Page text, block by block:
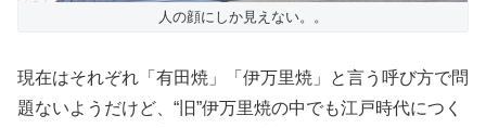
人の顔にしか見えない。。
現在はそれぞれ「有田焼」「伊万里焼」と言う呼び方で問
題ないようだけど、“旧”伊万里焼の中でも江戸時代につく